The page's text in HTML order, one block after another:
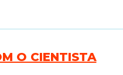
O CIENTISTA